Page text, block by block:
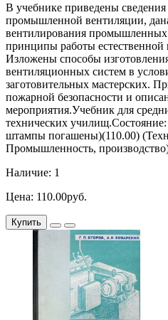
В учебнике приведены сведения
промышленной вентиляции,
вентилирования
принципы работы естественной
Изложены способы
вентиляционных систем в
заготовительных мастерских.
пожарной безопасности и
мероприятия.Учебник для
технических
штампы погашены)(110.00)
Промышленность,
Наличие: 1
Цена: 110.00руб.
Купить